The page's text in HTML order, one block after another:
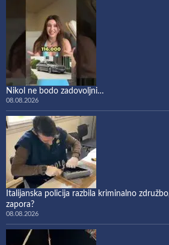
Nikol ne bodo zadovoljni…
08.08.2026
Italijanska policija razbila kriminalno
zapora?
08.08.2026